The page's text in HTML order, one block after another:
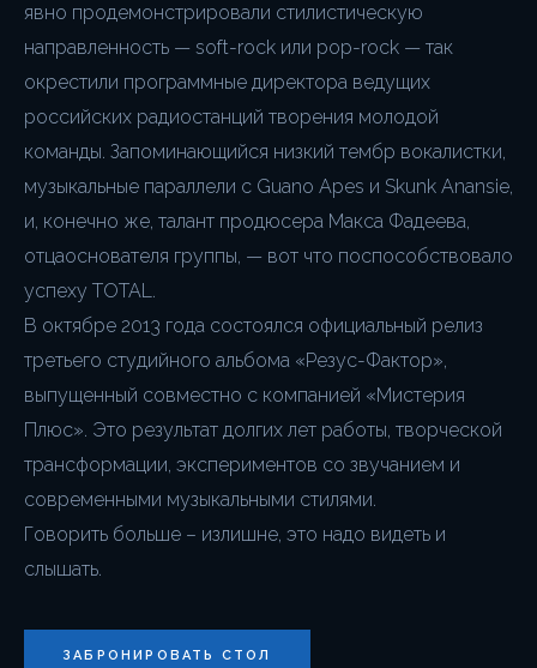
явно продемонстрировали стилистическую
направленность — soft-rock или pop-rock — так
окрестили программные директора ведущих
российских радиостанций творения молодой
команды. Запоминающийся низкий тембр вокалистки,
музыкальные параллели с Guano Apes и Skunk Anansie,
и, конечно же, талант продюсера Макса Фадеева,
отцаоснователя группы, — вот что поспособствовало
успеху TOTAL.
В октябре 2013 года состоялся официальный релиз
третьего студийного альбома «Резус-Фактор»,
выпущенный совместно с компанией «Мистерия
Плюс». Это результат долгих лет работы, творческой
трансформации, экспериментов со звучанием и
современными музыкальными стилями.
Говорить больше – излишне, это надо видеть и
слышать.
ЗАБРОНИРОВАТЬ СТОЛ